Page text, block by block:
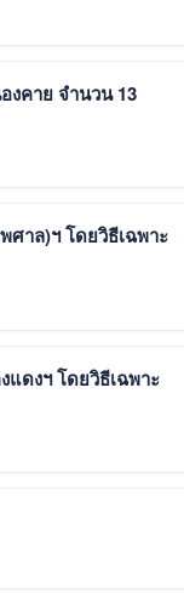
งคาย จำนวน 13
ศาล)ฯ โดยวิธีเฉพาะ
ดงฯ โดยวิธีเฉพาะ